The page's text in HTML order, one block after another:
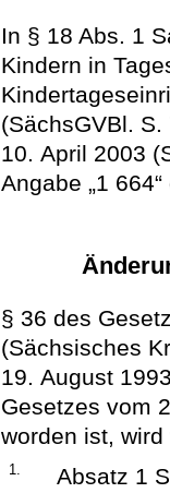
In § 18 Abs. 1
Kindern in
(SächsGVBl.
10. April 2003
Angabe „1
§ 36 des
(Sächsisches
19. August
Gesetzes vom
worden ist,
1.
Absatz 1